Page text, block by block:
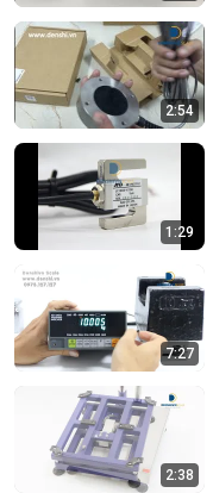
2:54
1:29
7:27
2:38